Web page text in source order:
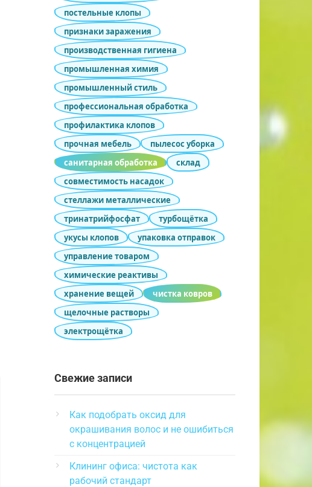
постельные клопы
признаки заражения
производственная гигиена
промышленная химия
промышленный стиль
профессиональная обработка
профилактика клопов
прочная мебель
пылесос уборка
санитарная обработка
склад
совместимость насадок
стеллажи металлические
тринатрийфосфат
турбощётка
укусы клопов
упаковка отправок
управление товаром
химические реактивы
хранение вещей
чистка ковров
щелочные растворы
электрощётка
Свежие записи
Как подобрать оксид для
окрашивания волос и не ошибиться
с концентрацией
Клининг офиса: чистота как
рабочий стандарт